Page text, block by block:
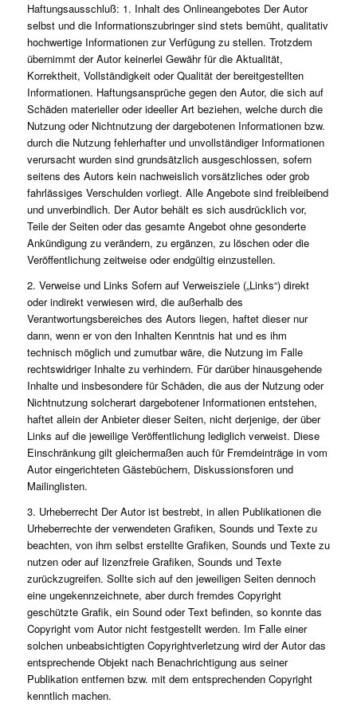
Haftungsausschluß: 1. Inhalt des Onlineangebotes Der Autor
selbst und die Informationszubringer sind stets bemüht, qualitativ
hochwertige Informationen zur Verfügung zu stellen. Trotzdem
übernimmt der Autor keinerlei Gewähr für die Aktualität,
Korrektheit, Vollständigkeit oder Qualität der bereitgestellten
Informationen. Haftungsansprüche gegen den Autor, die sich auf
Schäden materieller oder ideeller Art beziehen, welche durch die
Nutzung oder Nichtnutzung der dargebotenen Informationen bzw.
durch die Nutzung fehlerhafter und unvollständiger Informationen
verursacht wurden sind grundsätzlich ausgeschlossen, sofern
seitens des Autors kein nachweislich vorsätzliches oder grob
fahrlässiges Verschulden vorliegt. Alle Angebote sind freibleibend
und unverbindlich. Der Autor behält es sich ausdrücklich vor,
Teile der Seiten oder das gesamte Angebot ohne gesonderte
Ankündigung zu verändern, zu ergänzen, zu löschen oder die
Veröffentlichung zeitweise oder endgültig einzustellen.
2. Verweise und Links Sofern auf Verweisziele („Links“) direkt
oder indirekt verwiesen wird, die außerhalb des
Verantwortungsbereiches des Autors liegen, haftet dieser nur
dann, wenn er von den Inhalten Kenntnis hat und es ihm
technisch möglich und zumutbar wäre, die Nutzung im Falle
rechtswidriger Inhalte zu verhindern. Für darüber hinausgehende
Inhalte und insbesondere für Schäden, die aus der Nutzung oder
Nichtnutzung solcherart dargebotener Informationen entstehen,
haftet allein der Anbieter dieser Seiten, nicht derjenige, der über
Links auf die jeweilige Veröffentlichung lediglich verweist. Diese
Einschränkung gilt gleichermaßen auch für Fremdeinträge in vom
Autor eingerichteten Gästebüchern, Diskussionsforen und
Mailinglisten.
3. Urheberrecht Der Autor ist bestrebt, in allen Publikationen die
Urheberrechte der verwendeten Grafiken, Sounds und Texte zu
beachten, von ihm selbst erstellte Grafiken, Sounds und Texte zu
nutzen oder auf lizenzfreie Grafiken, Sounds und Texte
zurückzugreifen. Sollte sich auf den jeweiligen Seiten dennoch
eine ungekennzeichnete, aber durch fremdes Copyright
geschützte Grafik, ein Sound oder Text befinden, so konnte das
Copyright vom Autor nicht festgestellt werden. Im Falle einer
solchen unbeabsichtigten Copyrightverletzung wird der Autor das
entsprechende Objekt nach Benachrichtigung aus seiner
Publikation entfernen bzw. mit dem entsprechenden Copyright
kenntlich machen.